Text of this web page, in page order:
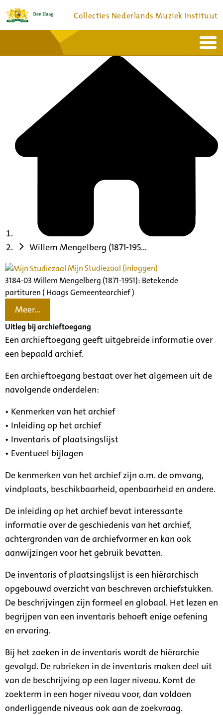
Collecties Nederlands Muziek Instituut
Bronnen en collecties
Willem Mengelberg (1871-195...
Mijn Studiezaal (inloggen)
3184-03 Willem Mengelberg (1871-1951): Betekende
partituren ( Haags Gemeentearchief )
Meer...
Uitleg bij archieftoegang
Een archieftoegang geeft uitgebreide informatie over
een bepaald archief.
Een archieftoegang bestaat over het algemeen uit de
navolgende onderdelen:
• Kenmerken van het archief
• Inleiding op het archief
• Inventaris of plaatsingslijst
• Eventueel bijlagen
De kenmerken van het archief zijn o.m. de omvang,
vindplaats, beschikbaarheid, openbaarheid en andere.
De inleiding op het archief bevat interessante
informatie over de geschiedenis van het archief,
achtergronden van de archiefvormer en kan ook
aanwijzingen voor het gebruik bevatten.
De inventaris of plaatsingslijst is een hiërarchisch
opgebouwd overzicht van beschreven archiefstukken.
De beschrijvingen zijn formeel en globaal. Het lezen en
begrijpen van een inventaris behoeft enige oefening
en ervaring.
Bij het zoeken in de inventaris wordt de hiërarchie
gevolgd. De rubrieken in de inventaris maken deel uit
van de beschrijving op een lager niveau. Komt de
zoekterm in een hoger niveau voor, dan voldoen
onderliggende niveaus ook aan de zoekvraag.